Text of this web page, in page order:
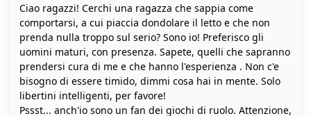
Ciao ragazzi! Cerchi una ragazza che sappia come
comportarsi, a cui piaccia dondolare il letto e che non
prenda nulla troppo sul serio? Sono io! Preferisco gli
uomini maturi, con presenza. Sapete, quelli che sapranno
prendersi cura di me e che hanno l'esperienza . Non c'e
bisogno di essere timido, dimmi cosa hai in mente. Solo
libertini intelligenti, per favore!
Pssst... anch'io sono un fan dei giochi di ruolo. Attenzione,